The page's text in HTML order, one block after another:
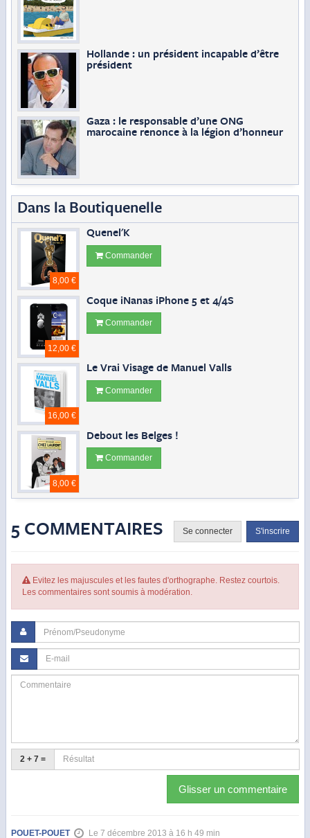
Hollande : un président incapable d’être
président
Gaza : le responsable d’une ONG
marocaine renonce à la légion d’honneur
Dans la Boutiquenelle
8,00 €
Quenel'K
Commander
12,00 €
Coque iNanas iPhone 5 et 4/4S
Commander
16,00 €
Le Vrai Visage de Manuel Valls
Commander
8,00 €
Debout les Belges !
Commander
5 COMMENTAIRES Se connecter S'inscrire
Evitez les majuscules et les fautes d'orthographe. Restez courtois.
Les commentaires sont soumis à modération.
2 + 7 =
Glisser un commentaire
POUET-POUET Le 7 décembre 2013 à 16 h 49 min